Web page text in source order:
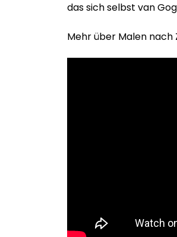
das sich selbst van
Mehr über Malen nach